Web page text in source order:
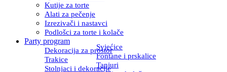
Kutije za torte
Alati za pečenje
Izrezivači i nastavci
Podlošci za torte i kolače
Party program
Dekoracija za prostor
Svjećice
Trakice
Fontane i prskalice
Stolnjaci i dekoracije
Tanjuri